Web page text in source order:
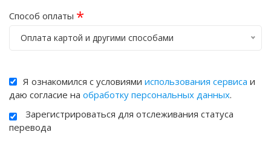
Способ оплаты *
Оплата картой и другими способами
Я ознакомился с условиями использования сервиса и
даю согласие на обработку персональных данных.
Зарегистрироваться для отслеживания статуса
перевода